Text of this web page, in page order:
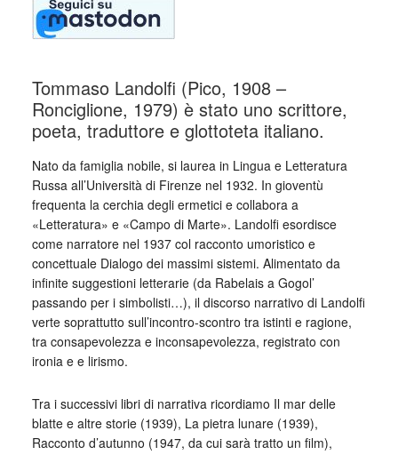
Tommaso Landolfi (Pico, 1908 –
Ronciglione, 1979) è stato uno scrittore,
poeta, traduttore e glottoteta italiano.
Nato da famiglia nobile, si laurea in Lingua e Letteratura
Russa all’Università di Firenze nel 1932. In gioventù
frequenta la cerchia degli ermetici e collabora a
«Letteratura» e «Campo di Marte». Landolfi esordisce
come narratore nel 1937 col racconto umoristico e
concettuale Dialogo dei massimi sistemi. Alimentato da
infinite suggestioni letterarie (da Rabelais a Gogol’
passando per i simbolisti…), il discorso narrativo di Landolfi
verte soprattutto sull’incontro-scontro tra istinti e ragione,
tra consapevolezza e inconsapevolezza, registrato con
ironia e e lirismo.
Tra i successivi libri di narrativa ricordiamo Il mar delle
blatte e altre storie (1939), La pietra lunare (1939),
Racconto d’autunno (1947, da cui sarà tratto un film),